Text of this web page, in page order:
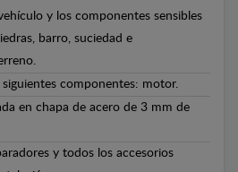
y los componentes sensibles
barro, suciedad e
siguientes componentes: motor.
en chapa de acero de 3 mm de
y todos los accesorios